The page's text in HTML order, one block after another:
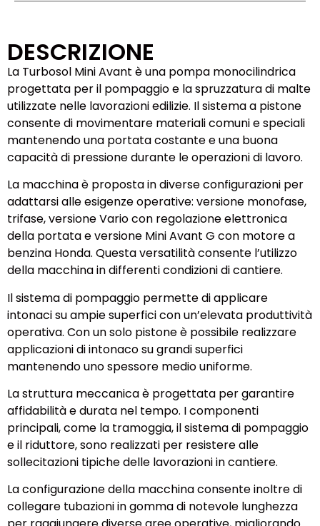
DESCRIZIONE
La Turbosol Mini Avant è una pompa monocilindrica
progettata per il pompaggio e la spruzzatura di malte
utilizzate nelle lavorazioni edilizie. Il sistema a pistone
consente di movimentare materiali comuni e speciali
mantenendo una portata costante e una buona
capacità di pressione durante le operazioni di lavoro.
La macchina è proposta in diverse configurazioni per
adattarsi alle esigenze operative: versione monofase,
trifase, versione Vario con regolazione elettronica
della portata e versione Mini Avant G con motore a
benzina Honda. Questa versatilità consente l’utilizzo
della macchina in differenti condizioni di cantiere.
Il sistema di pompaggio permette di applicare
intonaci su ampie superfici con un’elevata produttività
operativa. Con un solo pistone è possibile realizzare
applicazioni di intonaco su grandi superfici
mantenendo uno spessore medio uniforme.
La struttura meccanica è progettata per garantire
affidabilità e durata nel tempo. I componenti
principali, come la tramoggia, il sistema di pompaggio
e il riduttore, sono realizzati per resistere alle
sollecitazioni tipiche delle lavorazioni in cantiere.
La configurazione della macchina consente inoltre di
collegare tubazioni in gomma di notevole lunghezza